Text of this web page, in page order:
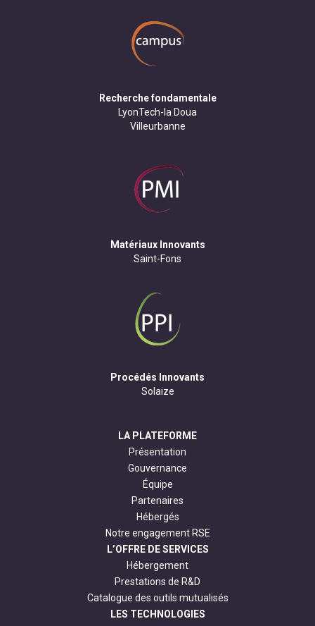
Recherche fondamentale
LyonTech-la Doua
Villeurbanne
Matériaux Innovants
Saint-Fons
Procédés Innovants
Solaize
LA PLATEFORME
Présentation
Gouvernance
Équipe
Partenaires
Hébergés
Notre engagement RSE
L’OFFRE DE SERVICES
Hébergement
Prestations de R&D
Catalogue des outils mutualisés
LES TECHNOLOGIES